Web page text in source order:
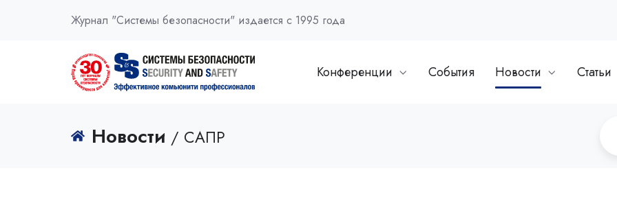
Журнал "Системы безопасности" издается с 1995 года
Конференции События Новости Статьи
Новости / САПР